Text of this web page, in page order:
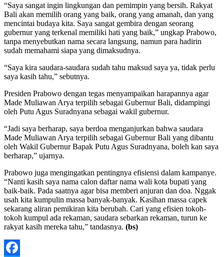
“Saya sangat ingin lingkungan dan pemimpin yang bersih. Rakyat
Bali akan memilih orang yang baik, orang yang amanah, dan yang
mencintai budaya kita. Saya sangat gembira dengan seorang
gubernur yang terkenal memiliki hati yang baik,” ungkap Prabowo,
tanpa menyebutkan nama secara langsung, namun para hadirin
sudah memahami siapa yang dimaksudnya.
“Saya kira saudara-saudara sudah tahu maksud saya ya, tidak perlu
saya kasih tahu,” sebutnya.
Presiden Prabowo dengan tegas menyampaikan harapannya agar
Made Muliawan Arya terpilih sebagai Gubernur Bali, didampingi
oleh Putu Agus Suradnyana sebagai wakil gubernur.
“Jadi saya berharap, saya berdoa menganjurkan bahwa saudara
Made Muliawan Arya terpilih sebagai Gubernur Bali yang dibantu
oleh Wakil Gubernur Bapak Putu Agus Suradnyana, boleh kan saya
berharap,” ujarnya.
Prabowo juga mengingatkan pentingnya efisiensi dalam kampanye.
“Nanti kasih saya nama calon daftar nama wali kota bupati yang
baik-baik. Pada saatnya agar bisa memberi anjuran dan doa. Nggak
usah kita kumpulin massa banyak-banyak. Kasihan massa capek
sekarang aliran pemikiran kita berubah. Cari yang efisien tokoh-
tokoh kumpul ada rekaman, saudara sebarkan rekaman, turun ke
rakyat kasih mereka tahu,” tandasnya. (bs)